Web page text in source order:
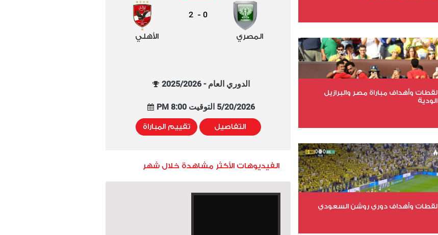
عدد المشاهدات 1999
لقطات وأهداف مباراة مصر والبرازيل
الودية
عدد المشاهدات 15866
لقطات وأهداف دوري روشن السعودي
المصري
0
-
2
الأهلي
الدوري العام - 2025/2026
5/20/2026 التوقيت 8:00 PM
التفاصيل تقييم المباراة
الفيديوهات الأكثر مشاهدة خلال شهر